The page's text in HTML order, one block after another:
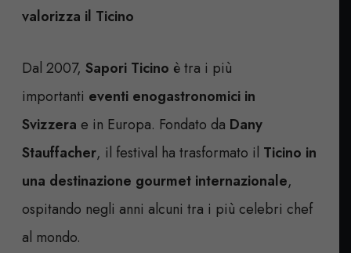
valorizza il Ticino
Dal 2007, Sapori Ticino è tra i più
importanti eventi enogastronomici in
Svizzera e in Europa. Fondato da Dany
Stauffacher, il festival ha trasformato il Ticino in
una destinazione gourmet internazionale,
ospitando negli anni alcuni tra i più celebri chef
al mondo.